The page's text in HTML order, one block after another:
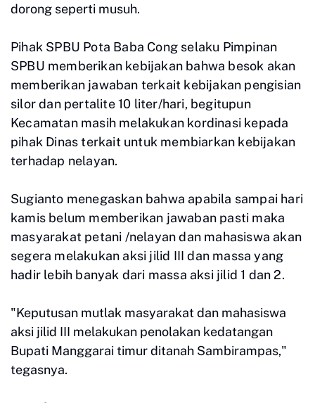
dorong seperti musuh.
Pihak SPBU Pota Baba Cong selaku Pimpinan
SPBU memberikan kebijakan bahwa besok akan
memberikan jawaban terkait kebijakan pengisian
silor dan pertalite 10 liter/hari, begitupun
Kecamatan masih melakukan kordinasi kepada
pihak Dinas terkait untuk membiarkan kebijakan
terhadap nelayan.
Sugianto menegaskan bahwa apabila sampai hari
kamis belum memberikan jawaban pasti maka
masyarakat petani /nelayan dan mahasiswa akan
segera melakukan aksi jilid III dan massa yang
hadir lebih banyak dari massa aksi jilid 1 dan 2.
"Keputusan mutlak masyarakat dan mahasiswa
aksi jilid III melakukan penolakan kedatangan
Bupati Manggarai timur ditanah Sambirampas,"
tegasnya.